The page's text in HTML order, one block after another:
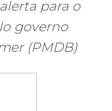
para o
governo
(PMDB)